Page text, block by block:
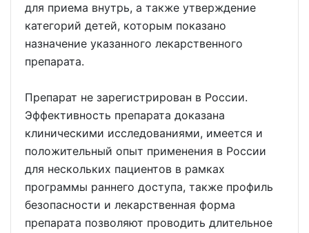
для приема внутрь, а также утверждение
категорий детей, которым показано
назначение указанного лекарственного
препарата.
Препарат не зарегистрирован в России.
Эффективность препарата доказана
клиническими исследованиями, имеется и
положительный опыт применения в России
для нескольких пациентов в рамках
программы раннего доступа, также профиль
безопасности и лекарственная форма
препарата позволяют проводить длительное